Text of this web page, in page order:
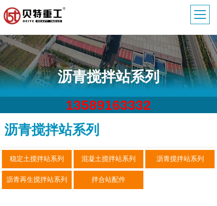
沥青搅拌站系列
13589163332
沥青搅拌站系列
稳定土搅拌站系列 混凝土搅拌站系列 沥青搅拌站系列
沥青再生搅拌站系列 拌合站配件